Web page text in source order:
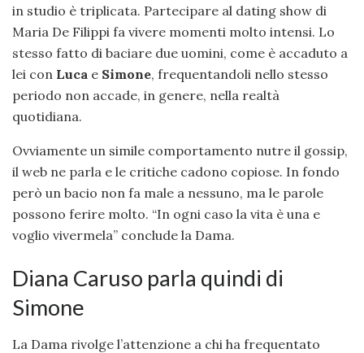
in studio è triplicata. Partecipare al dating show di
Maria De Filippi fa vivere momenti molto intensi. Lo
stesso fatto di baciare due uomini, come è accaduto a
lei con Luca e Simone, frequentandoli nello stesso
periodo non accade, in genere, nella realtà
quotidiana.
Ovviamente un simile comportamento nutre il gossip,
il web ne parla e le critiche cadono copiose. In fondo
però un bacio non fa male a nessuno, ma le parole
possono ferire molto. “In ogni caso la vita è una e
voglio vivermela” conclude la Dama.
Diana Caruso parla quindi di
Simone
La Dama rivolge l’attenzione a chi ha frequentato